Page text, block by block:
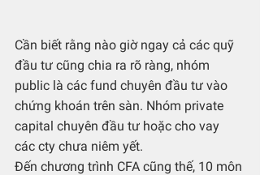
Cần biết rằng nào giờ ngay cả các quỹ
đầu tư cũng chia ra rõ ràng, nhóm
public là các fund chuyên đầu tư vào
chứng khoán trên sàn. Nhóm private
capital chuyên đầu tư hoặc cho vay
các cty chưa niêm yết.
Đến chương trình CFA cũng thế, 10 môn